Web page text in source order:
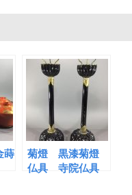
菊燈 黒漆菊燈
仏具 寺院仏具